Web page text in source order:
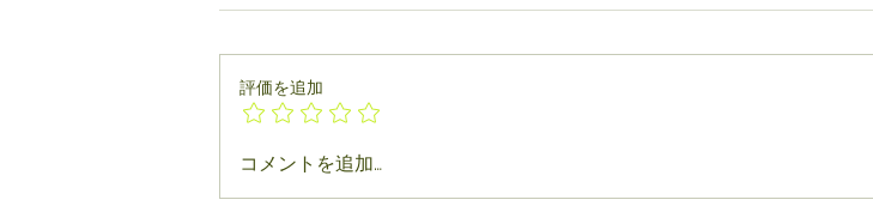
評価を追加
コメントを追加…